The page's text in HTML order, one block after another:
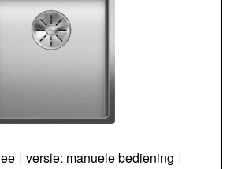
| versie: manuele bediening |